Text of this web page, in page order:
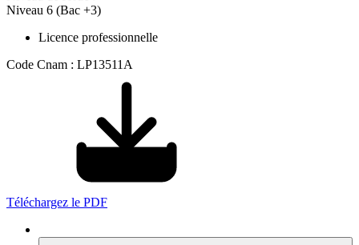
Niveau 6 (Bac +3)
Licence professionnelle
Code Cnam : LP13511A
Téléchargez le PDF